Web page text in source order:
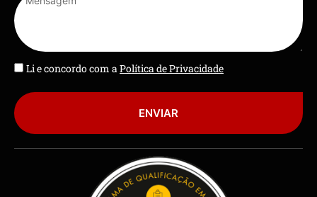
Li e concordo com aPolítica de Privacidade
ENVIAR